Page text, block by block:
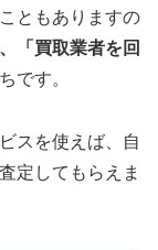
ともありますの
「買取業者を回
です。
スを使えば、自
定してもらえま